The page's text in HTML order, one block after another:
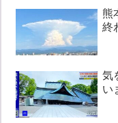
熊
終
気
い